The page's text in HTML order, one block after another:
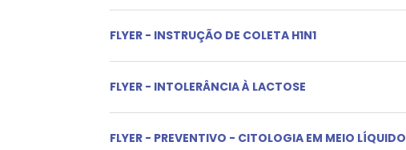
FLYER - INSTRUÇÃO DE COLETA H1N1
FLYER - INTOLERÂNCIA À LACTOSE
FLYER - PREVENTIVO - CITOLOGIA EM MEIO LÍQUIDO